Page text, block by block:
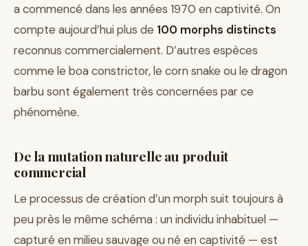
a commencé dans les années 1970 en captivité. On
compte aujourd’hui plus de 100 morphs distincts
reconnus commercialement. D’autres espèces
comme le boa constrictor, le corn snake ou le dragon
barbu sont également très concernées par ce
phénomène.
De la mutation naturelle au produit
commercial
Le processus de création d’un morph suit toujours à
peu près le même schéma : un individu inhabituel —
capturé en milieu sauvage ou né en captivité — est